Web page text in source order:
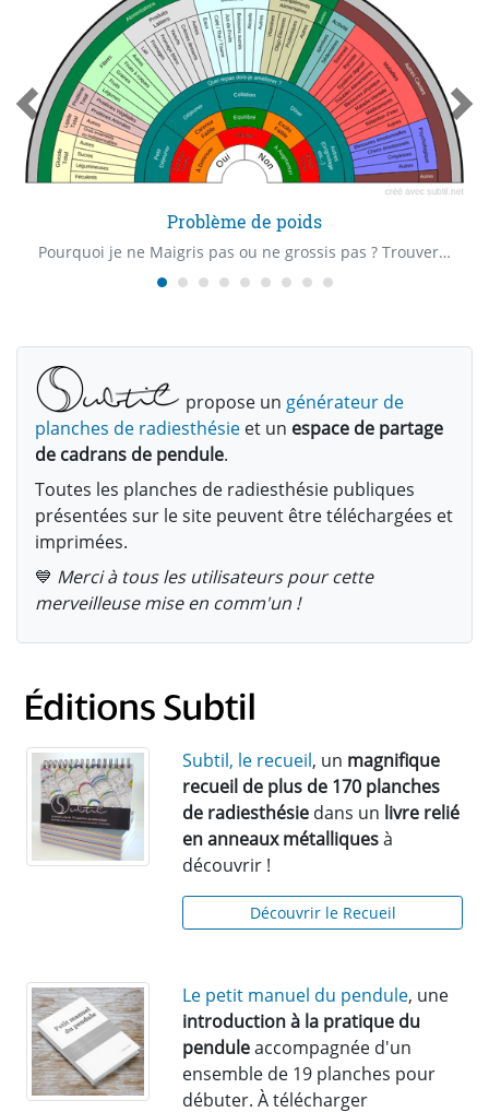
Problème de poids
Pourquoi je ne Maigris pas ou ne grossis pas ? Trouver les causes de son surpoids ou de sa maigreur, les carences, les excès.
propose un générateur de
planches de radiesthésie et un espace de partage
de cadrans de pendule.
Toutes les planches de radiesthésie publiques
présentées sur le site peuvent être téléchargées et
imprimées.
💙 Merci à tous les utilisateurs pour cette
merveilleuse mise en comm'un !
Subtil, le recueil, un magnifique
recueil de plus de 170 planches
de radiesthésie dans un livre relié
en anneaux métalliquesà
découvrir !
Découvrir le Recueil
Le petit manuel du pendule, une
introduction à la pratique du
penduleaccompagnée d'un
ensemble de 19 planches pour
débuter. À télécharger